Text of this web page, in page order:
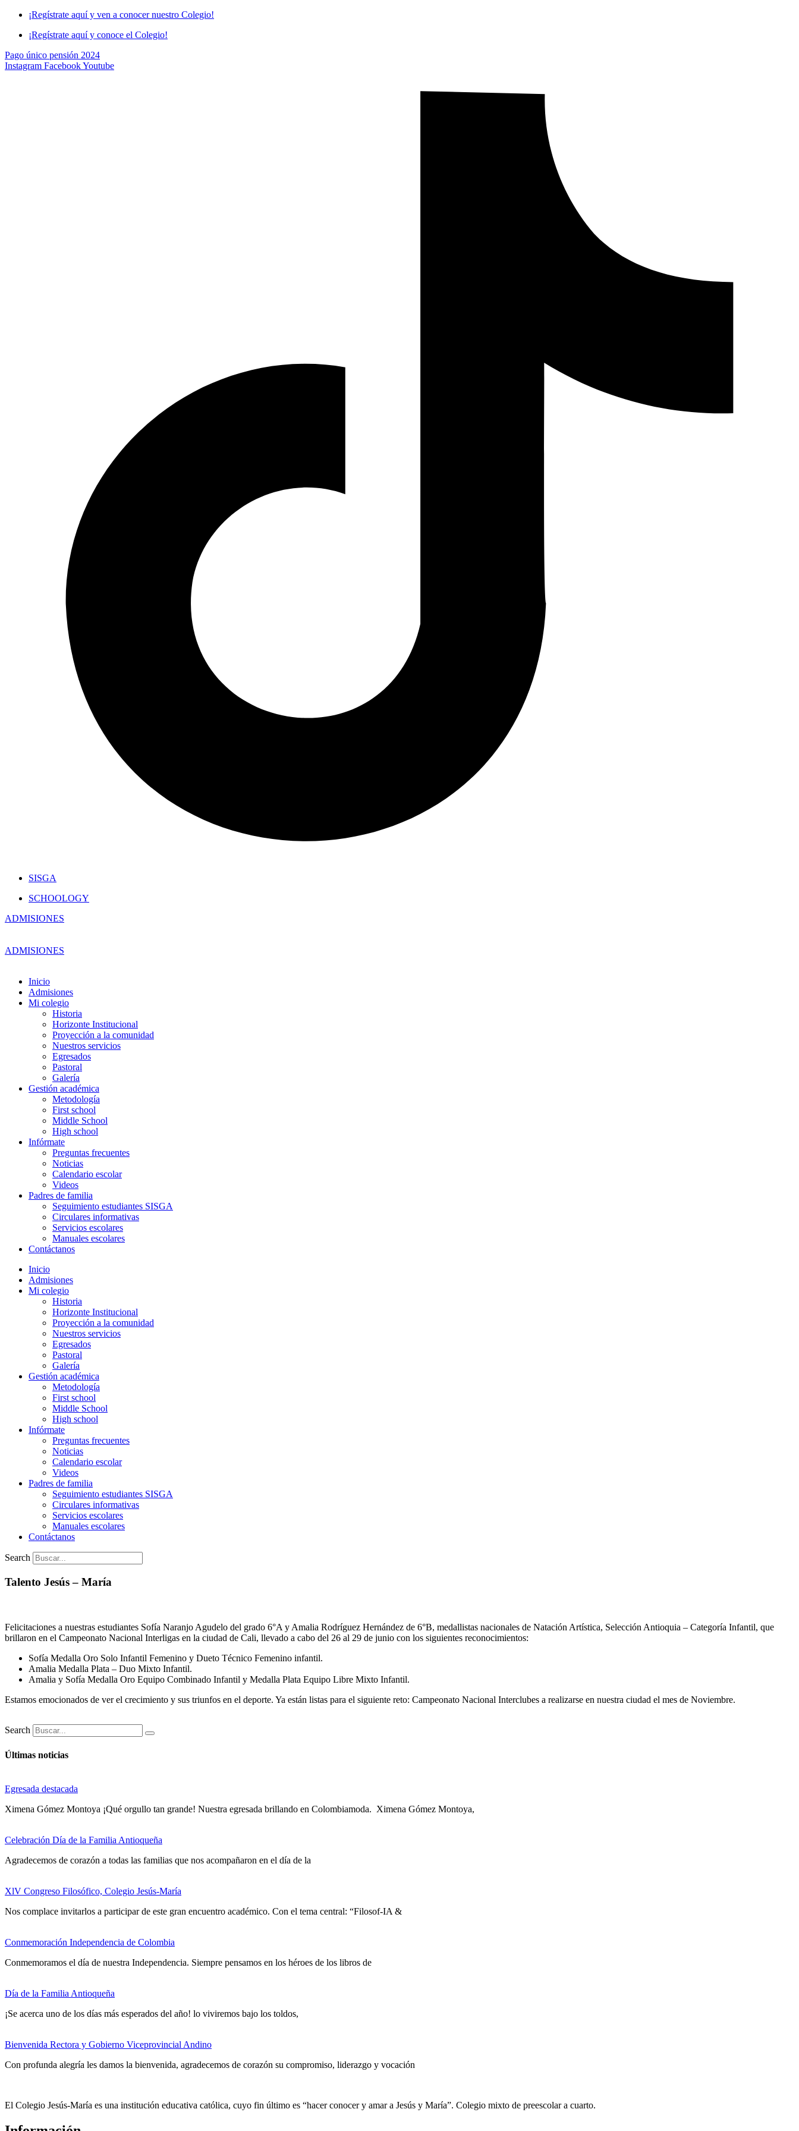
Skip
content
¡Regístrate aquí y ven a conocer nuestro Colegio!
¡Regístrate aquí y conoce el Colegio!
Pago único pensión 2024
Instagram FacebookYoutube
SISGA
SCHOOLOGY
ADMISIONES
ADMISIONES
Inicio
Admisiones
Mi colegio
Historia
Horizonte Institucional
Proyección a la comunidad
Nuestros servicios
Egresados
Pastoral
Galería
Gestión académica
Metodología
First school
Middle School
High school
Infórmate
Preguntas frecuentes
Noticias
Calendario escolar
Videos
Padres de familia
Seguimiento estudiantes SISGA
Circulares informativas
Servicios escolares
Manuales escolares
Contáctanos
Inicio
Admisiones
Mi colegio
Historia
Horizonte Institucional
Proyección a la comunidad
Nuestros servicios
Egresados
Pastoral
Galería
Gestión académica
Metodología
First school
Middle School
High school
Infórmate
Preguntas frecuentes
Noticias
Calendario escolar
Videos
Padres de familia
Seguimiento estudiantes SISGA
Circulares informativas
Servicios escolares
Manuales escolares
Contáctanos
Search
Talento Jesús – María
Felicitaciones a nuestras estudiantes Sofía Naranjo Agudelo del grado 6°A y Amalia Rodríguez Hernández de 6°B, medallistas nacionales de Natación Artística, Selección Antioquia – Categoría Infantil, que
brillaron en el Campeonato Nacional Interligas en la ciudad de Cali, llevado a cabo del 26 al 29 de junio con los siguientes reconocimientos:
Sofía Medalla Oro Solo Infantil Femenino y Dueto Técnico Femenino infantil.
Amalia Medalla Plata – Duo Mixto Infantil.
Amalia y Sofía Medalla Oro Equipo Combinado Infantil y Medalla Plata Equipo Libre Mixto Infantil.
Estamos emocionados de ver el crecimiento y sus triunfos en el deporte. Ya están listas para el siguiente reto: Campeonato Nacional Interclubes a realizarse en nuestra ciudad el mes de Noviembre.
Search
Últimas noticias
Egresada destacada
Ximena Gómez Montoya ¡Qué orgullo tan grande! Nuestra egresada brillando en Colombiamoda. Ximena Gómez Montoya,
Celebración Día de la Familia Antioqueña
Agradecemos de corazón a todas las familias que nos acompañaron en el día de la
XlV Congreso Filosófico, Colegio Jesús-María
Nos complace invitarlos a participar de este gran encuentro académico. Con el tema central: “Filosof-IA &
Conmemoración Independencia de Colombia
Conmemoramos el día de nuestra Independencia. Siempre pensamos en los héroes de los libros de
Día de la Familia Antioqueña
¡Se acerca uno de los días más esperados del año! lo viviremos bajo los toldos,
Bienvenida Rectora y Gobierno Viceprovincial Andino
Con profunda alegría les damos la bienvenida, agradecemos de corazón su compromiso, liderazgo y vocación
El Colegio Jesús-María es una institución educativa católica, cuyo fin último es “hacer conocer y amar a Jesús y María”. Colegio mixto de preescolar a cuarto.